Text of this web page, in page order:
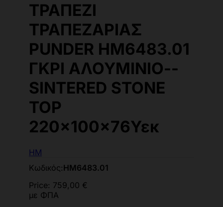
ΤΡΑΠΕΖΙ
ΤΡΑΠΕΖΑΡΙΑΣ
PUNDER HM6483.01
ΓΚΡΙ ΑΛΟΥΜΙΝΙΟ--
SINTERED STONE
TOP
220x100x76Υεκ
HM
Κωδικός:HM6483.01
Price: 759,00 €
με ΦΠΑ